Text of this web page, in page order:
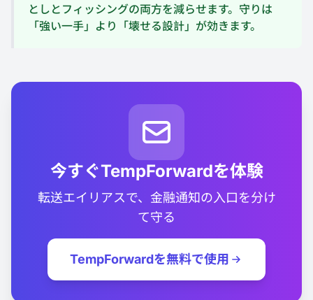
としとフィッシングの両方を減らせます。守りは
「強い一手」より「壊せる設計」が効きます。
今すぐTempForwardを体験
転送エイリアスで、金融通知の入口を分け
て守る
TempForwardを無料で使用